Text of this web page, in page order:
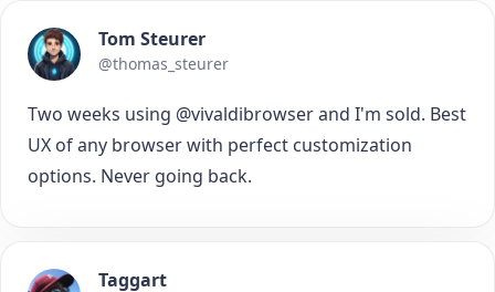
Tom Steurer
@thomas_steurer
Two weeks using @vivaldibrowser and I'm sold. Best
UX of any browser with perfect customization
options. Never going back.
Taggart